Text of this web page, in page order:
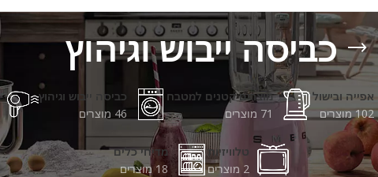
כביסה ייבוש וגיהוץ
אפייה ובישול
102 מוצרים
מוצרים קטנים למטבח
71 מוצרים
כביסה ייבוש וגיהוץ
46 מוצרים
טלוויזיות
2 מוצרים
מדיחי כלים
18 מוצרים